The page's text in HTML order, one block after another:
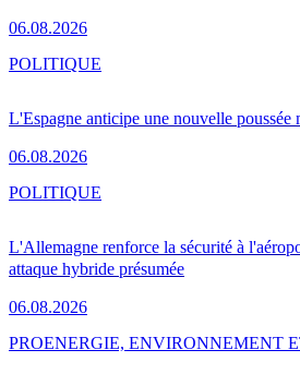
06.08.2026
L'Espagne anticipe une nouvelle poussée
06.08.2026
POLITIQUE
L'Allemagne renforce la sécurité à
attaque hybride présumée
06.08.2026
POLITIQUE
PROENERGIE, ENVIRONNEMENT